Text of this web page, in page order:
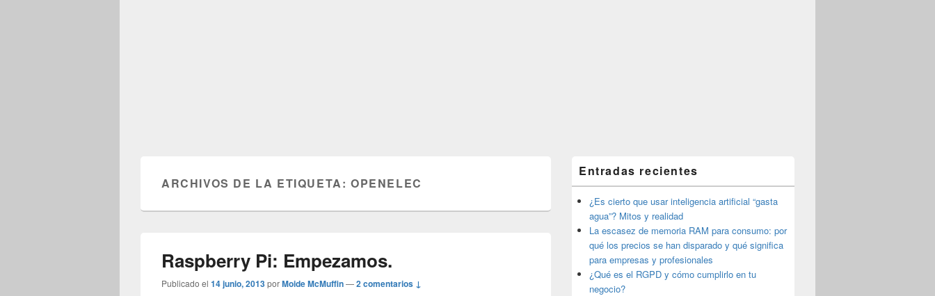
ARCHIVOS DE LA ETIQUETA:OPENELEC
Raspberry Pi: Empezamos.
Publicado el 14 junio, 2013porMoide McMuffin—2 comentarios ↓
área
de
widget
barra
lateral
primaria
Entradas recientes
¿Es cierto que usar inteligencia artificial “gasta
agua”? Mitos y realidad
La escasez de memoria RAM para consumo: por
qué los precios se han disparado y qué significa
para empresas y profesionales
¿Qué es el RGPD y cómo cumplirlo en tu
negocio?